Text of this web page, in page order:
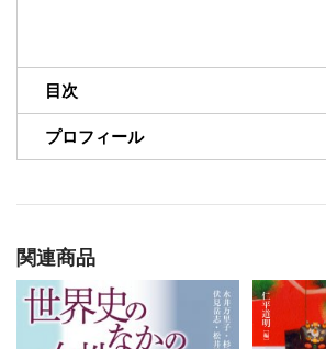
目次
プロフィール
関連商品